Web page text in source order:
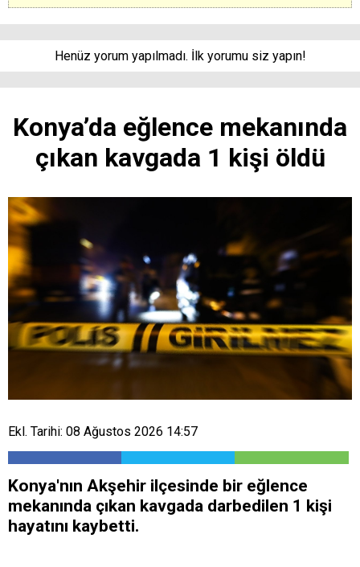
Henüz yorum yapılmadı. İlk yorumu siz yapın!
Konya’da eğlence mekanında
çıkan kavgada 1 kişi öldü
Ekl. Tarihi: 08 Ağustos 2026 14:57
Konya'nın Akşehir ilçesinde bir eğlence
mekanında çıkan kavgada darbedilen 1 kişi
hayatını kaybetti.